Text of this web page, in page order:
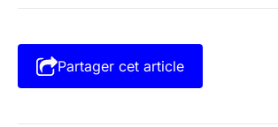
Partager cet article